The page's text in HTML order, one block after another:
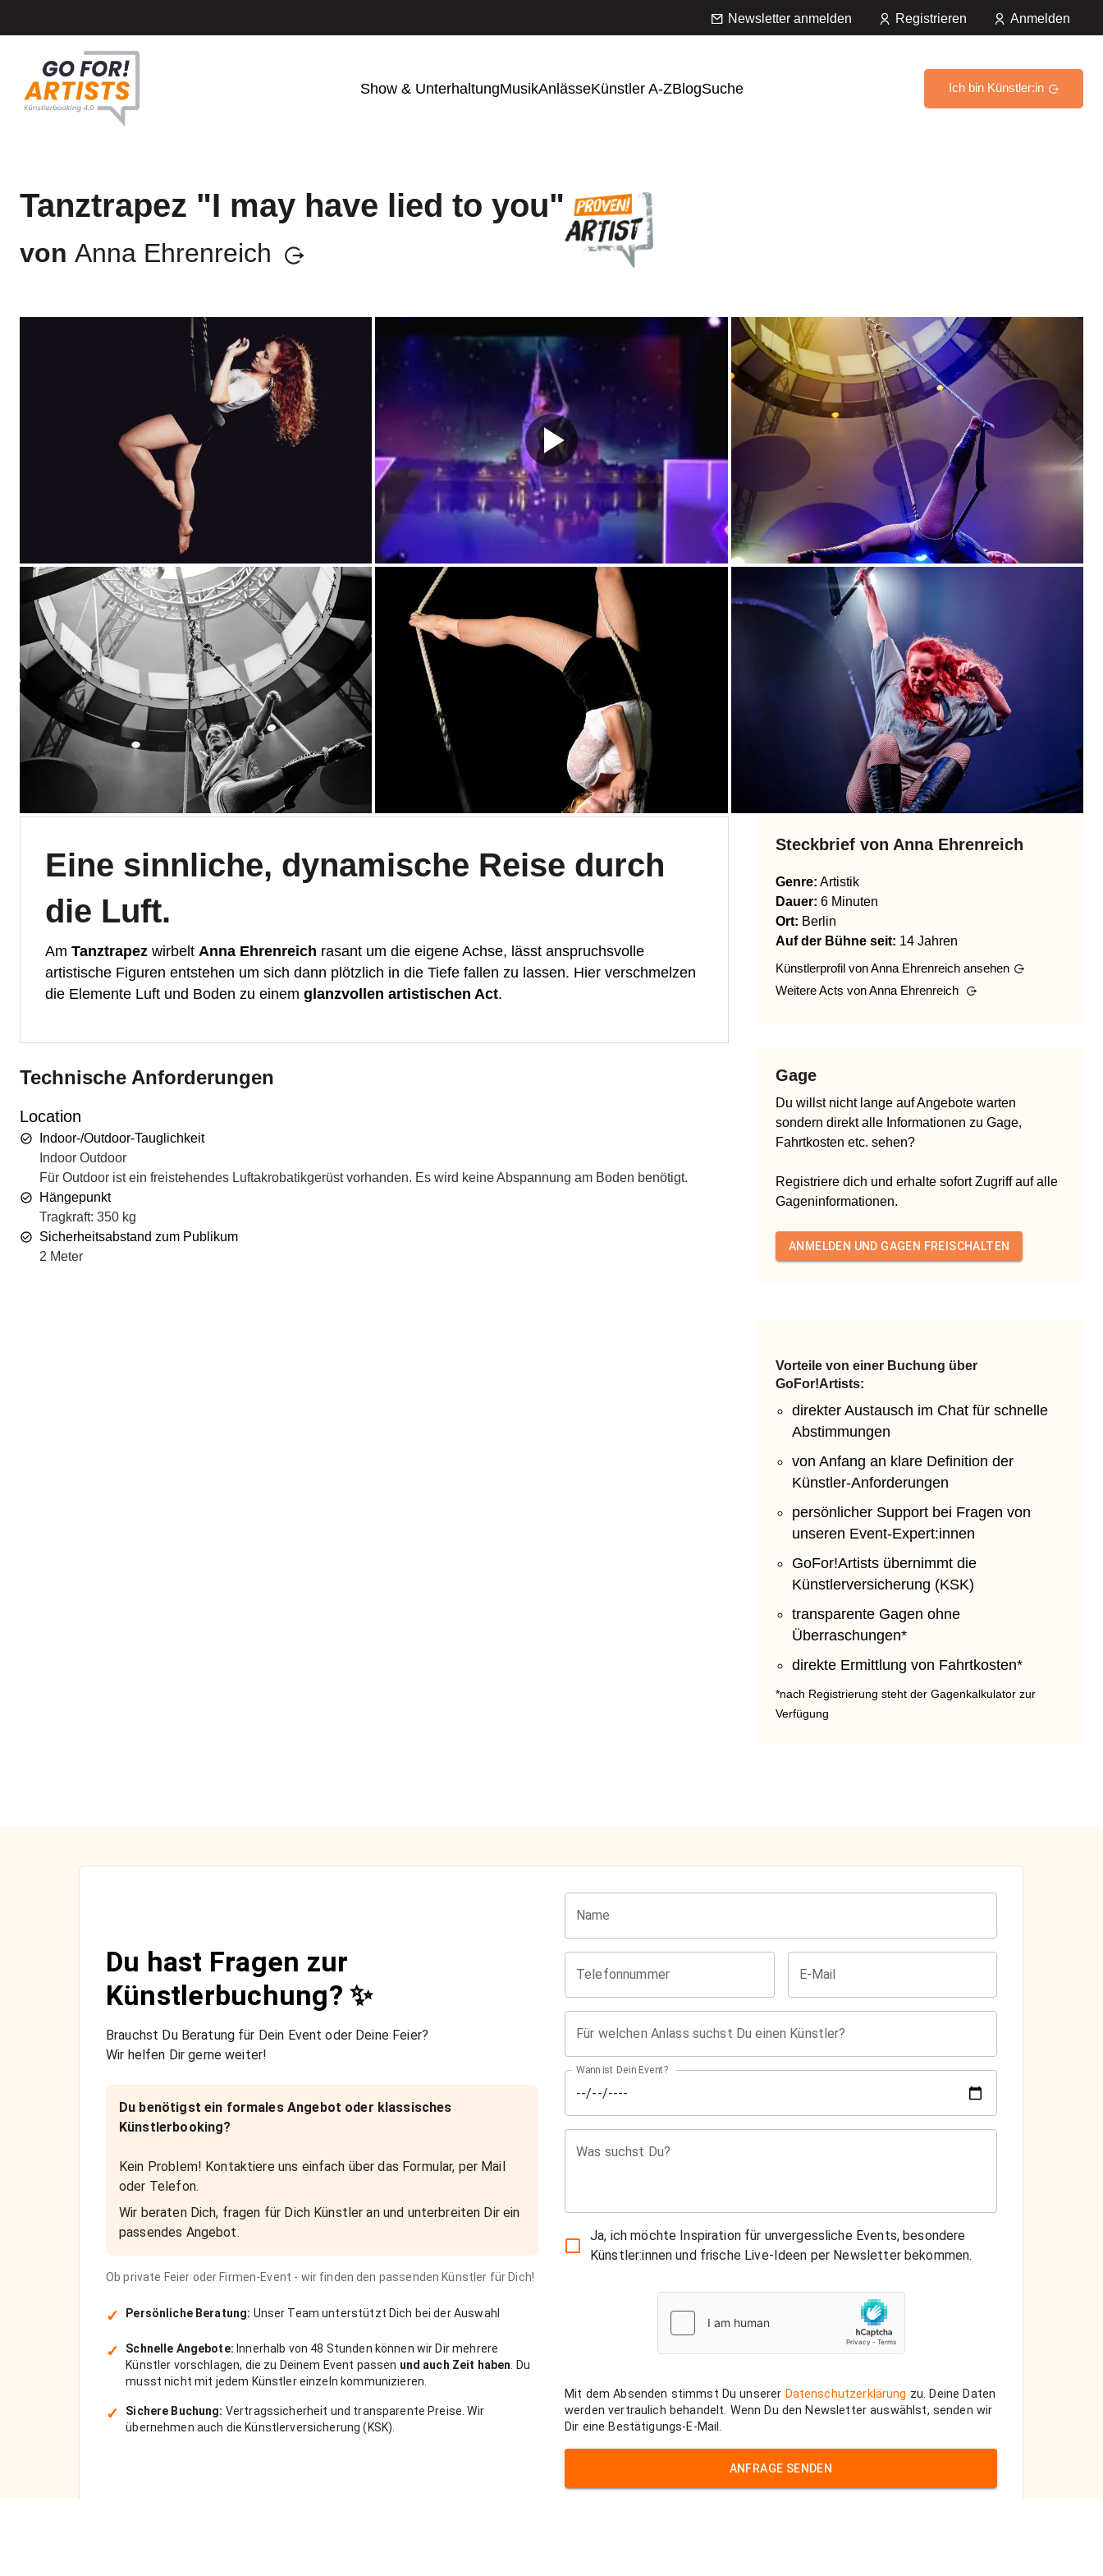
Newsletter anmelden Registrieren Anmelden
Show & UnterhaltungMusikAnlässeKünstler A-ZBlogSuche Ich bin Künstler:in
Tanztrapez "I may have lied to you"
von Anna Ehrenreich
Eine sinnliche, dynamische Reise durch
die Luft.
Am Tanztrapez wirbelt Anna Ehrenreich rasant um die eigene Achse, lässt anspruchsvolle
artistische Figuren entstehen um sich dann plötzlich in die Tiefe fallen zu lassen. Hier verschmelzen
die Elemente Luft und Boden zu einem glanzvollen artistischen Act.
Technische Anforderungen
Location
Indoor-/Outdoor-Tauglichkeit
Indoor Outdoor
Für Outdoor ist ein freistehendes Luftakrobatikgerüst vorhanden. Es wird keine Abspannung am Boden benötigt.
Hängepunkt
Tragkraft: 350 kg
Sicherheitsabstand zum Publikum
2 Meter
Steckbrief von Anna Ehrenreich
Genre: Artistik
Dauer: 6 Minuten
Ort: Berlin
Auf der Bühne seit: 14 Jahren
Künstlerprofil vonAnna Ehrenreich ansehen
Weitere Acts vonAnna Ehrenreich
Gage
Du willst nicht lange auf Angebote warten
sondern direkt alle Informationen zu Gage,
Fahrtkosten etc. sehen?
Registriere dich und erhalte sofort Zugriff auf alle
Gageninformationen.
ANMELDEN UND GAGEN FREISCHALTEN
Vorteile von einer Buchung über
GoFor!Artists:
direkter Austausch im Chat für schnelle
Abstimmungen
von Anfang an klare Definition der
Künstler-Anforderungen
persönlicher Support bei Fragen von
unseren Event-Expert:innen
GoFor!Artists übernimmt die
Künstlerversicherung (KSK)
transparente Gagen ohne
Überraschungen*
direkte Ermittlung von Fahrtkosten*
*nach Registrierung steht der Gagenkalkulator zur
Verfügung
Du hast Fragen zur
Künstlerbuchung? ✨
Brauchst Du Beratung für Dein Event oder Deine Feier?
Wir helfen Dir gerne weiter!
Du benötigst ein formales Angebot oder klassisches
Künstlerbooking?
Kein Problem! Kontaktiere uns einfach über das Formular, per Mail
oder Telefon.
Wir beraten Dich, fragen für Dich Künstler an und unterbreiten Dir ein
passendes Angebot.
Ob private Feier oder Firmen-Event - wir finden den passenden Künstler für Dich!
✓ Persönliche Beratung: Unser Team unterstützt Dich bei der Auswahl
✓ Schnelle Angebote: Innerhalb von 48 Stunden können wir Dir mehrere
Künstler vorschlagen, die zu Deinem Event passen und auch Zeit haben . Du
musst nicht mit jedem Künstler einzeln kommunizieren.
✓ Sichere Buchung: Vertragssicherheit und transparente Preise. Wir
übernehmen auch die Künstlerversicherung (KSK).
Name
Telefonnummer E-Mail
Für welchen Anlass suchst Du einen Künstler?
Wann ist Dein Event?
Was suchst Du?
Ja, ich möchte Inspiration für unvergessliche Events, besondere
Künstler:innen und frische Live-Ideen per Newsletter bekommen.
Mit dem Absenden stimmst Du unserer Datenschutzerklärung zu. Deine Daten
werden vertraulich behandelt. Wenn Du den Newsletter auswählst, senden wir
Dir eine Bestätigungs-E-Mail.
ANFRAGE SENDEN